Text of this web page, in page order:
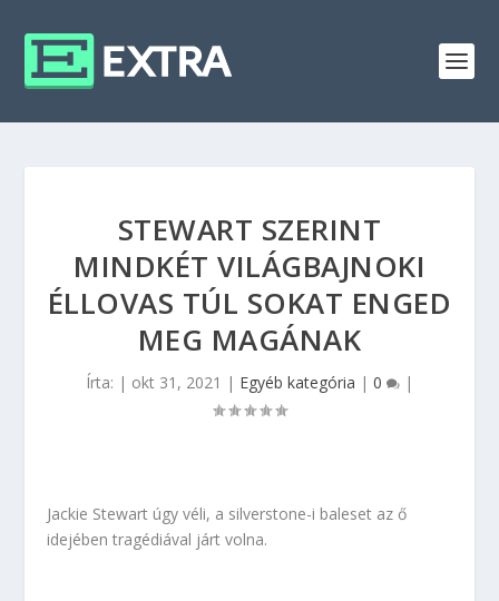
STEWART SZERINT
MINDKÉT VILÁGBAJNOKI
ÉLLOVAS TÚL SOKAT ENGED
MEG MAGÁNAK
Írta: | okt 31, 2021 | Egyéb kategória | 0 |
Jackie Stewart úgy véli, a silverstone-i baleset az ő
idejében tragédiával járt volna.